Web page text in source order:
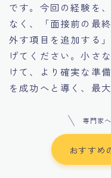
です。今回の経験を
なく、「面接前の最
外す項目を追加する
げてください。小さ
けて、より確実な準
を成功へと導く、最
専門家
おすすめ